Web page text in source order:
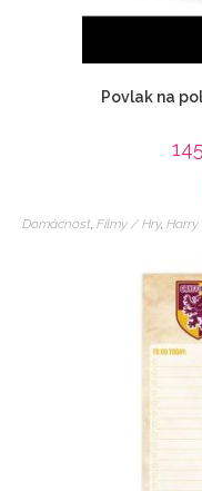
Povlak na
145
Domácnost, Filmy / Hry, Harry